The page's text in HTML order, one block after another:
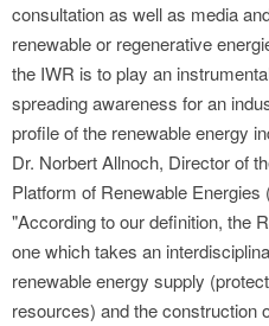
consultation as well as media
renewable or regenerative
the IWR is to play an
spreading awareness for an
profile of the renewable energy
Dr. Norbert Allnoch, Director of
Platform of Renewable
"According to our definition, the
one which takes an
renewable energy supply
resources) and the construction